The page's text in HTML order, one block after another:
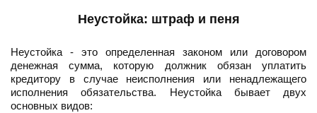
Неустойка: штраф и пеня
Неустойка - это определенная законом или договором
денежная сумма, которую должник обязан уплатить
кредитору в случае неисполнения или ненадлежащего
исполнения обязательства. Неустойка бывает двух
основных видов: